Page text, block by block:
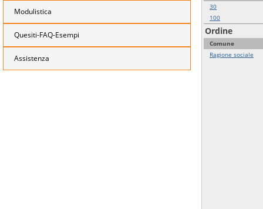
Modulistica
Quesiti-FAQ-Esempi
Assistenza
30
100
Ordine
Comune
Ragione sociale